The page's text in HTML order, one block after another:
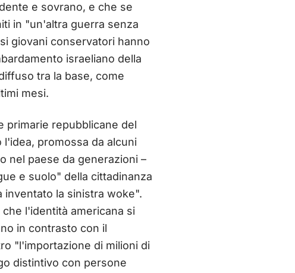
e sovrano, e che se
in "un'altra guerra senza
giovani conservatori hanno
israeliano della
tra la base, come
mesi.
primarie repubblicane del
promossa da alcuni
nel paese da generazioni –
e suolo" della cittadinanza
inventato la sinistra woke".
l'identità americana si
in contrasto con il
"l'importazione di milioni di
distintivo con persone